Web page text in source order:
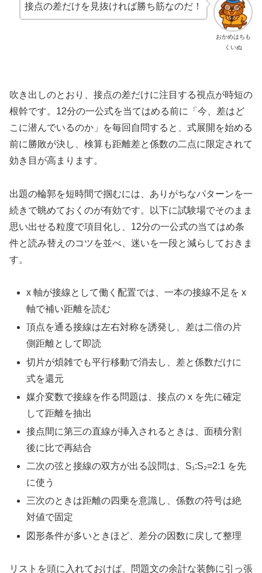
おかめはちも
くいぬ
接点の差だけを見抜ければ勝ち筋なのだ！
吹き出しのとおり、接点の差だけに注目する視点が時短の
根幹です。12分の一公式を当てはめる前に「今、差はど
こに潜んでいるのか」を毎回自問すると、式展開を始める
前に勝敗が決し、検算も距離差と係数の二点に限定されて
効き目が高まります。
出題の輪郭を短時間で掴むには、ありがちなパターンを一
続きで眺めておくのが有効です。以下に試験場でそのまま
思い出せる粒度で項目化し、12分の一公式の当てはめ条
件と読み替えのコツを並べ、迷いを一段と減らしておきま
す。
x 軸が接線として働く配置では、一本の接線不足を x
軸で補い距離を読む
頂点を通る接線は左右対称を誘発し、差は二倍の片
側距離として即読
切片が煩雑でも平行移動で消去し、差と係数だけに
式を還元
媒介変数で接線を作る問題は、接点の x を先に確定
して距離を抽出
接点間に第三の直線が挿入されるときは、面積分割
後に比で再結合
二次の弦と接線の双方が出る設問は、S₁:S₂=2:1 を先
に使う
三次のときは距離の四乗を意識し、係数の符号は絶
対値で固定
図形条件が多いときほど、差分の因数に戻して整理
リストを頭に入れておけば、問題文の余計な装飾に引っ張